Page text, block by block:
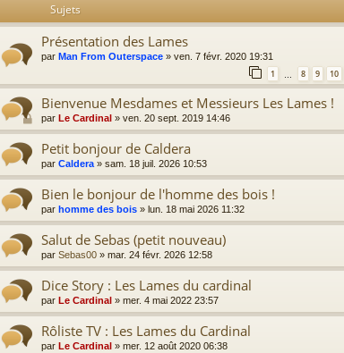
Sujets
Présentation des Lames
par Man From Outerspace » ven. 7 févr. 2020 19:31
1 … 8 9 10
Bienvenue Mesdames et Messieurs Les Lames !
par Le Cardinal » ven. 20 sept. 2019 14:46
Petit bonjour de Caldera
par Caldera » sam. 18 juil. 2026 10:53
Bien le bonjour de l'homme des bois !
par homme des bois » lun. 18 mai 2026 11:32
Salut de Sebas (petit nouveau)
par Sebas00 » mar. 24 févr. 2026 12:58
Dice Story : Les Lames du cardinal
par Le Cardinal » mer. 4 mai 2022 23:57
Rôliste TV : Les Lames du Cardinal
par Le Cardinal » mer. 12 août 2020 06:38